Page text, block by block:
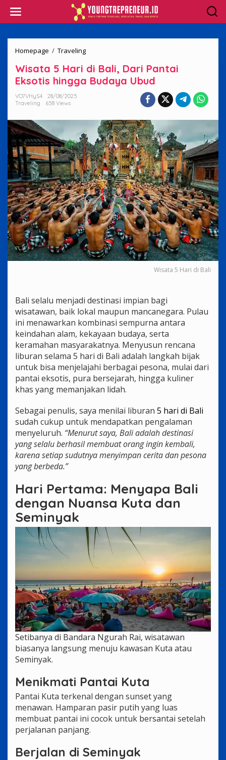
content
Homepage / TravelingWisata
Hari
di
Bali,
hingga
Budaya
Ubud
Wisata 5 Hari di Bali, Dari Pantai
Eksotis hingga Budaya Ubud
VO7VHyS4
28/08/2025
Traveling
658 Views
Wisata 5 Hari di Bali
Bali selalu menjadi destinasi impian bagi
wisatawan, baik lokal maupun mancanegara. Pulau
ini menawarkan kombinasi sempurna antara
keindahan alam, kekayaan budaya, serta
keramahan masyarakatnya. Menyusun rencana
liburan selama 5 hari di Bali adalah langkah bijak
untuk bisa menjelajahi berbagai pesona, mulai dari
pantai eksotis, pura bersejarah, hingga kuliner
khas yang memanjakan lidah.
Sebagai penulis, saya menilai liburan 5 hari di Bali
sudah cukup untuk mendapatkan pengalaman
menyeluruh. “Menurut saya, Bali adalah destinasi
yang selalu berhasil membuat orang ingin kembali,
karena setiap sudutnya menyimpan cerita dan pesona
yang berbeda.”
Hari Pertama: Menyapa Bali
dengan Nuansa Kuta dan
Seminyak
Setibanya di Bandara Ngurah Rai, wisatawan
biasanya langsung menuju kawasan Kuta atau
Seminyak.
Menikmati Pantai Kuta
Pantai Kuta terkenal dengan sunset yang
menawan. Hamparan pasir putih yang luas
membuat pantai ini cocok untuk bersantai setelah
perjalanan panjang.
Berjalan di Seminyak